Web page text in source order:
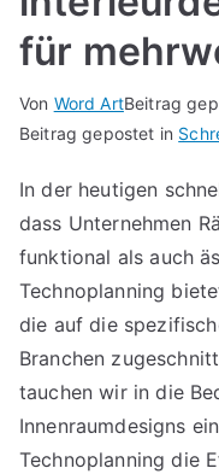
für
Von Word ArtBeitrag
Beitrag gepostet in
In der heutigen
dass Unternehmen
funktional als auch
Technoplanning
die auf die
Branchen
tauchen wir in die
Innenraumdesigns
Technoplanning die